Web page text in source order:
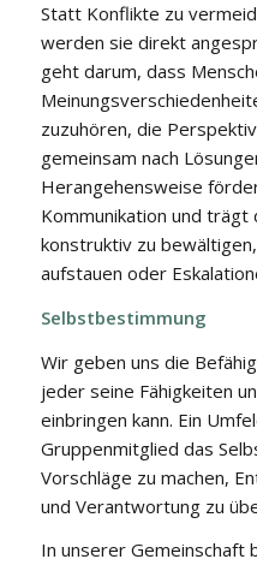
Statt Konflikte zu
werden sie direkt
geht darum, dass
zuzuhören, die
gemeinsam nach
Herangehensweise
Kommunikation und trägt
konstruktiv zu
aufstauen oder
Selbstbestimmung
Wir geben uns die
jeder seine Fähigkeiten
einbringen kann. Ein
Gruppenmitglied das
Vorschläge zu machen,
und Verantwortung zu
In unserer Gemeinschaft